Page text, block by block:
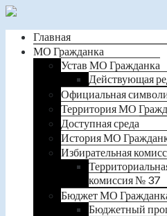
Главная
МО Гражданка
Устав МО Гражданка
Действующая
Официальная
Территория МО
Доступная среда
История МО
Избирательная
комиссия № 37
Бюджет МО
Бюджетный